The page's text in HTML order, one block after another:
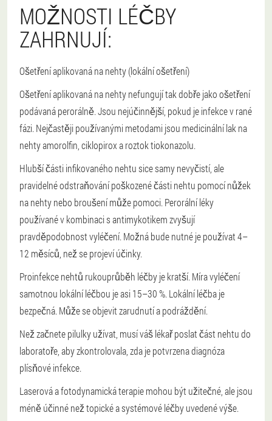
MOŽNOSTI LÉČBY
ZAHRNUJÍ:
Ošetření aplikovaná na nehty (lokální ošetření)
Ošetření aplikovaná na nehty nefungují tak dobře jako ošetření
podávaná perorálně. Jsou nejúčinnější, pokud je infekce v rané
fázi. Nejčastěji používanými metodami jsou medicinální lak na
nehty amorolfin, ciklopirox a roztok tiokonazolu.
Hlubší části infikovaného nehtu sice samy nevyčistí, ale
pravidelné odstraňování poškozené části nehtu pomocí nůžek
na nehty nebo broušení může pomoci. Perorální léky
používané v kombinaci s antimykotikem zvyšují
pravděpodobnost vyléčení. Možná bude nutné je používat 4–
12 měsíců, než se projeví účinky.
Proinfekce nehtů rukouprůběh léčby je kratší. Míra vyléčení
samotnou lokální léčbou je asi 15–30 %. Lokální léčba je
bezpečná. Může se objevit zarudnutí a podráždění.
Než začnete pilulky užívat, musí váš lékař poslat část nehtu do
laboratoře, aby zkontrolovala, zda je potvrzena diagnóza
plísňové infekce.
Laserová a fotodynamická terapie mohou být užitečné, ale jsou
méně účinné než topické a systémové léčby uvedené výše.